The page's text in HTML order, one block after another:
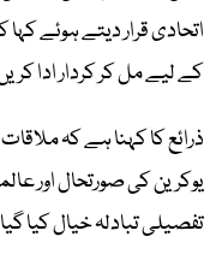
اتحادی قرار دیتے ہوئے
کے لیے مل کر کردار ادا
ذرائع کا کہنا ہے کہ
یوکرین کی صورتحال اور
تفصیلی تبادلہ خیال کیا